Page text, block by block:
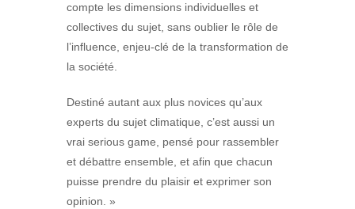
compte les dimensions individuelles et
collectives du sujet, sans oublier le rôle de
l’influence , enjeu-clé de la transformation de
la société.
Destiné autant aux plus novices qu’aux
experts du sujet climatique, c’est aussi un
vrai serious game , pensé pour rassembler
et débattre ensemble , et afin que chacun
puisse prendre du plaisir et exprimer son
opinion. »